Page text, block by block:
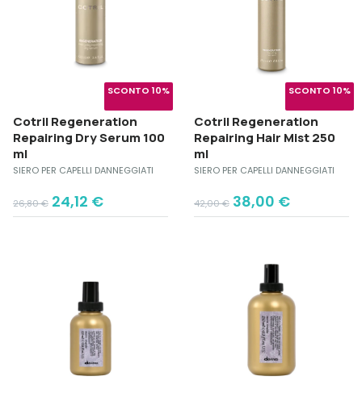
SCONTO 10%
Cotril Regeneration
Repairing Dry Serum 100
ml
SIERO PER CAPELLI DANNEGGIATI
26,80€
Original
price
24,12 €
Current
price
SCONTO 10%
Cotril Regeneration
Repairing Hair Mist 250
ml
SIERO PER CAPELLI DANNEGGIATI
42,00€
Original
price
38,00 €
Current
price